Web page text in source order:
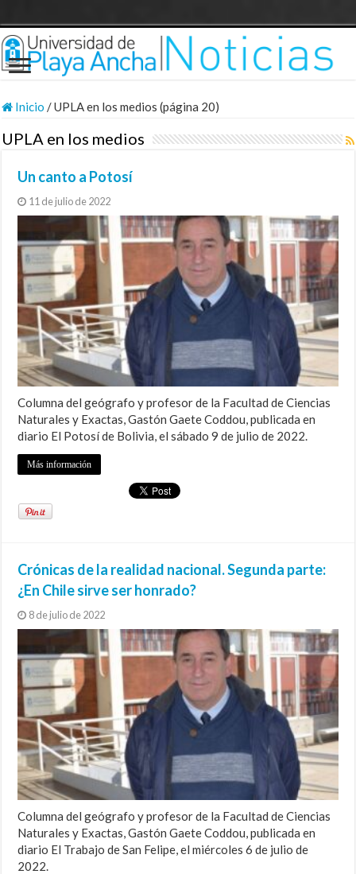
Inicio /UPLA en los medios (página 20)
UPLA en los medios
Un canto a Potosí
11 de julio de 2022
Columna del geógrafo y profesor de la Facultad de Ciencias
Naturales y Exactas, Gastón Gaete Coddou, publicada en
diario El Potosí de Bolivia, el sábado 9 de julio de 2022.
Más información
Crónicas de la realidad nacional. Segunda parte:
¿En Chile sirve ser honrado?
8 de julio de 2022
Columna del geógrafo y profesor de la Facultad de Ciencias
Naturales y Exactas, Gastón Gaete Coddou, publicada en
diario El Trabajo de San Felipe, el miércoles 6 de julio de
2022.